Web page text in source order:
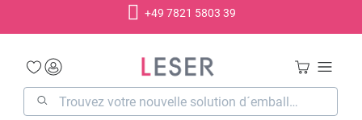
+49 7821 5803 39